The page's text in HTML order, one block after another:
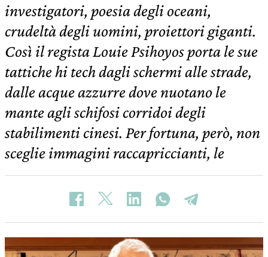
investigatori, poesia degli oceani,
crudeltà degli uomini, proiettori giganti.
Così il regista Louie Psihoyos porta le sue
tattiche hi tech dagli schermi alle strade,
dalle acque azzurre dove nuotano le
mante agli schifosi corridoi degli
stabilimenti cinesi. Per fortuna, però, non
sceglie immagini raccapriccianti, le